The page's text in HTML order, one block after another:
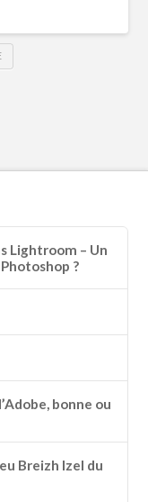
Lightroom – Un
?
bonne ou
Breizh Izel du